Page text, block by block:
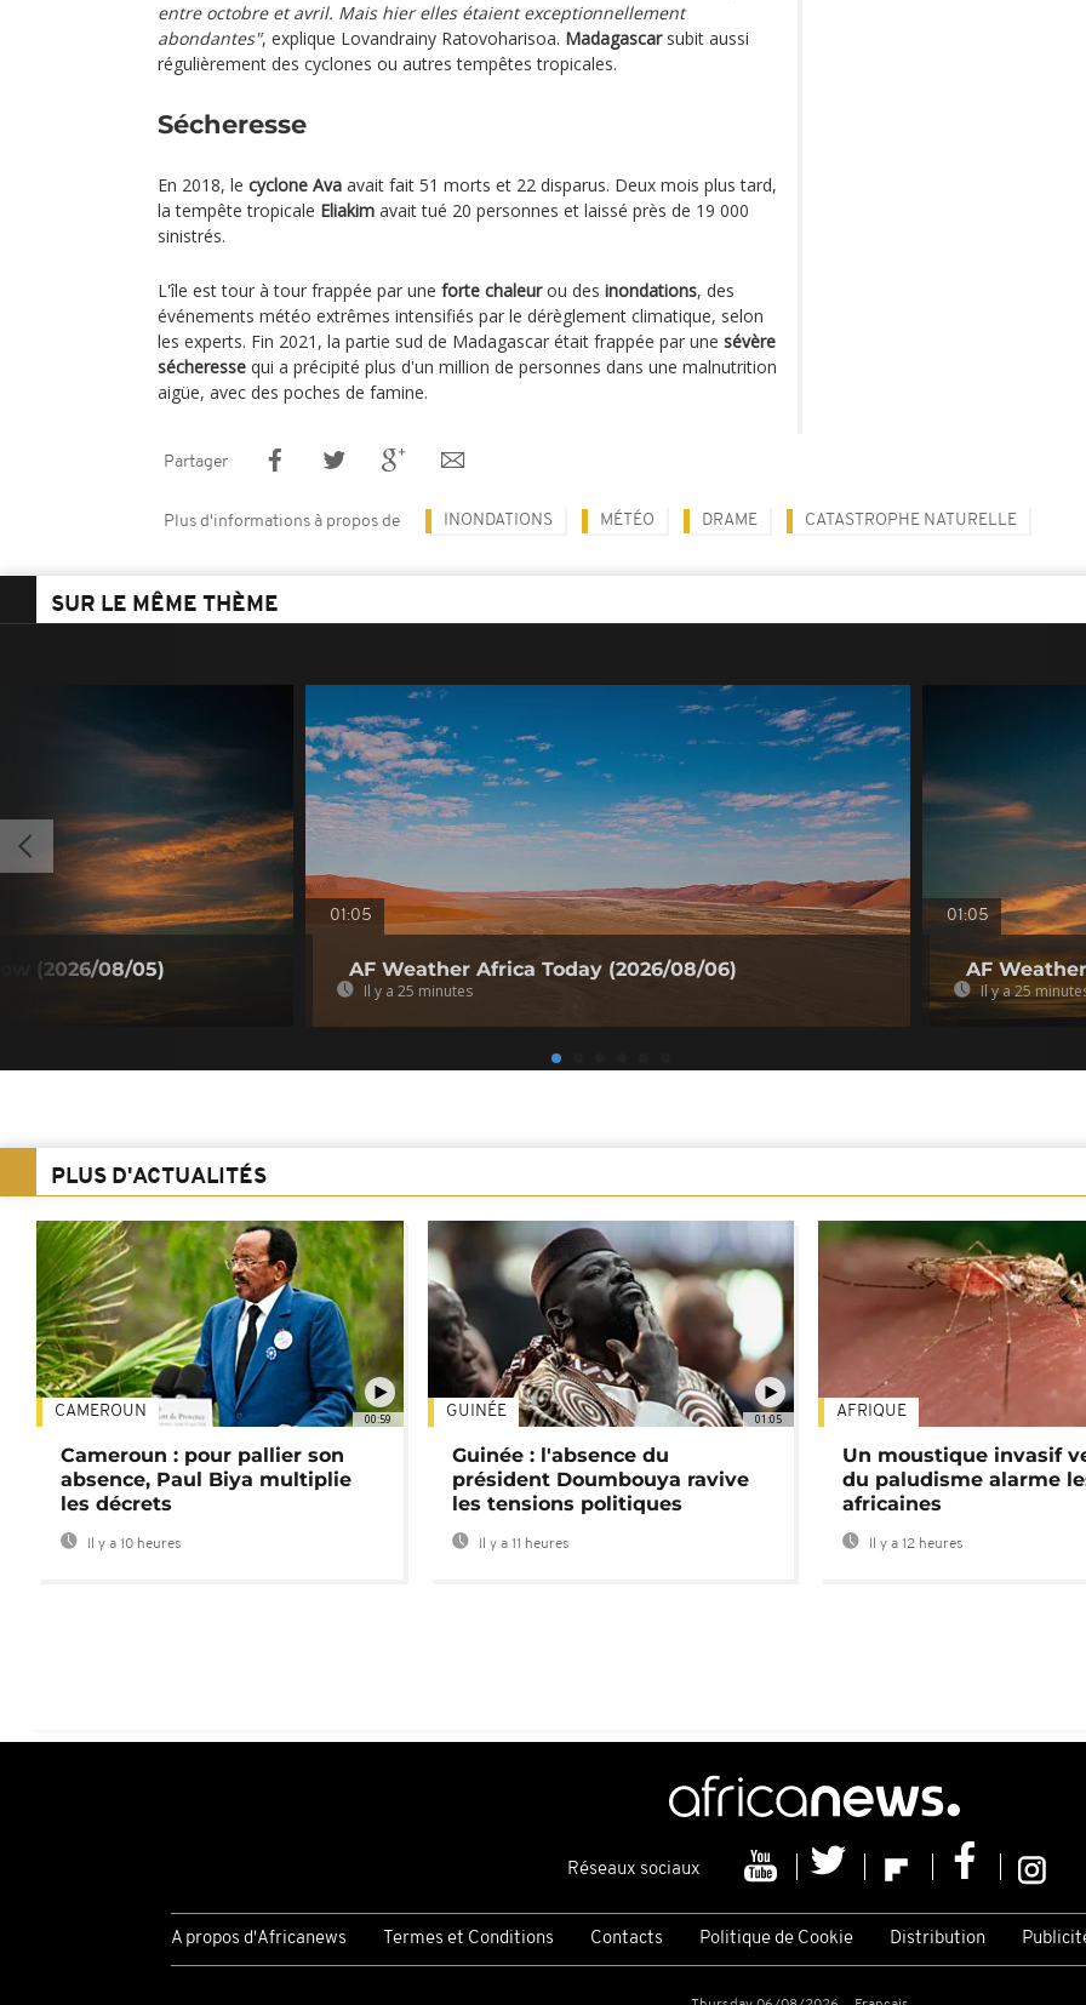
entre octobre et avril. Mais hier elles étaient exceptionnellement
abondantes", explique Lovandrainy Ratovoharisoa. Madagascarsubit aussi
régulièrement des cyclones ou autres tempêtes tropicales.
Sécheresse
En 2018, le cyclone Ava avait fait 51 morts et 22 disparus. Deux mois plus tard,
la tempête tropicale Eliakim avait tué 20 personnes et laissé près de 19 000
sinistrés.
L'île est tour à tour frappée par une forte chaleurou des inondations, des
événements météo extrêmes intensifiés par le dérèglement climatique, selon
les experts. Fin 2021, la partie sud de Madagascar était frappée par une sévère
sécheresse qui a précipité plus d'un million de personnes dans une malnutrition
aigüe, avec des poches de famine.
Partager
Plus d'informations à propos de INONDATIONS MÉTÉO DRAME CATASTROPHE NATURELLE
SUR LE MÊME THÈME
(2026/08/05)
01:05
AF Weather Africa Today (2026/08/06)
Il y a 25 minutes
01:05
AF
Il y a 25
PLUS D'ACTUALITÉS
00:59
CAMEROUN
Cameroun : pour pallier son
absence, Paul Biya multiplie
les décrets
Il y a 10 heures
01:05
GUINÉE
Guinée : l'absence du
président Doumbouya ravive
les tensions politiques
Il y a 11 heures
AFRIQUE
Un moustique invasif
du paludisme alarme
africaines
Il y a 12 heures
Réseaux sociaux
A propos d'Africanews Termes et Conditions Contacts Politique de Cookie Distribution